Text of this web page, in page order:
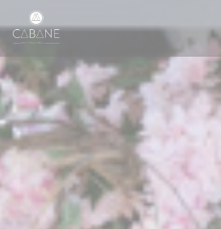
Painel de Gerenciamento de Cookies